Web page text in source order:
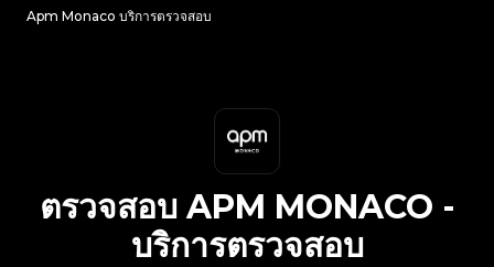
Apm Monaco บริการตรวจสอบ
ตรวจสอบ APM MONACO -
บริการตรวจสอบ